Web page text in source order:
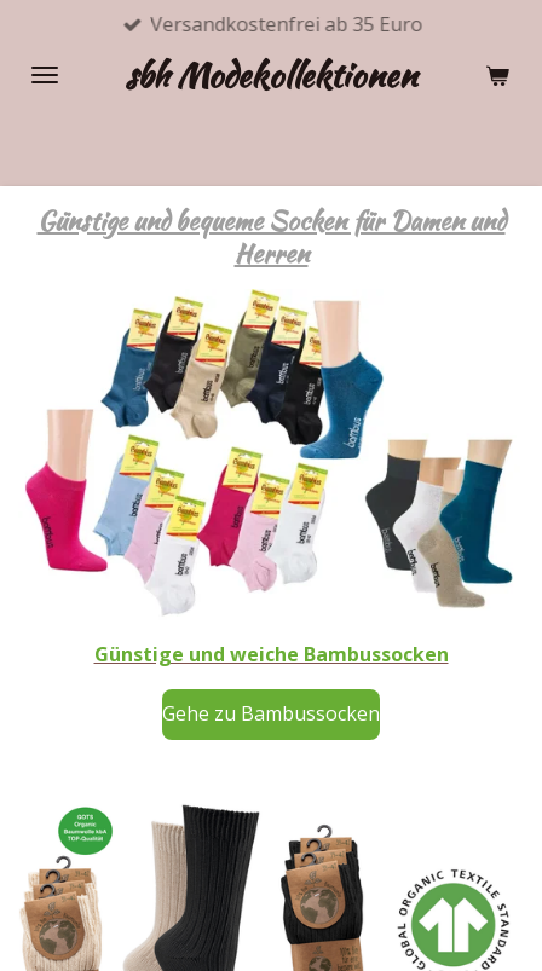
springen
sbh Modekollektionen
Versandkostenfrei ab 35 Euro
Günstige und bequeme Socken für Damen und
Herren
Günstige und weiche Bambussocken
Gehe zu Bambussocken